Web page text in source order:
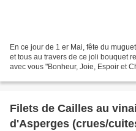
En ce jour de 1 er Mai, fête du
et tous au travers de ce joli bouquet
avec vous "Bonheur, Joie, Espoir et
Filets de Cailles au
d'Asperges (crues/